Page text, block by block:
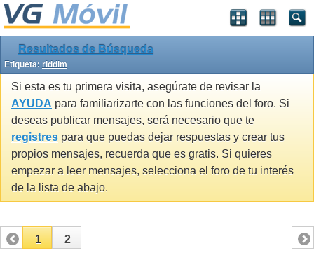
Resultados de Búsqueda
Etiqueta: riddim
Si esta es tu primera visita, asegúrate de revisar la
AYUDA para familiarizarte con las funciones del foro. Si
deseas publicar mensajes, será necesario que te
registres para que puedas dejar respuestas y crear tus
propios mensajes, recuerda que es gratis. Si quieres
empezar a leer mensajes, selecciona el foro de tu interés
de la lista de abajo.
1 2